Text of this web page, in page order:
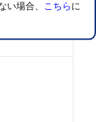
い場合、 こちら に